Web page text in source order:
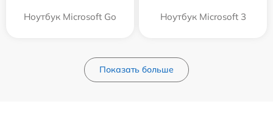
Ноутбук Microsoft Go Ноутбук Microsoft 3
Показать больше